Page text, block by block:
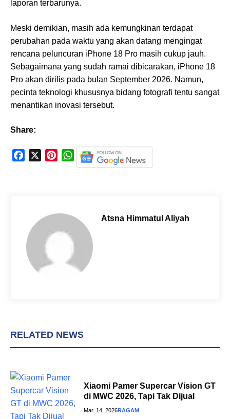
laporan terbarunya.
Meski demikian, masih ada kemungkinan terdapat
perubahan pada waktu yang akan datang mengingat
rencana peluncuran iPhone 18 Pro masih cukup jauh.
Sebagaimana yang sudah ramai dibicarakan, iPhone 18
Pro akan dirilis pada bulan September 2026. Namun,
pecinta teknologi khususnya bidang fotografi tentu sangat
menantikan inovasi tersebut.
Share:
k
e
W
h
A
Atsna Himmatul Aliyah
RELATED NEWS
Xiaomi Pamer Supercar Vision GT
di MWC 2026, Tapi Tak Dijual
Mar. 14, 2026RAGAM